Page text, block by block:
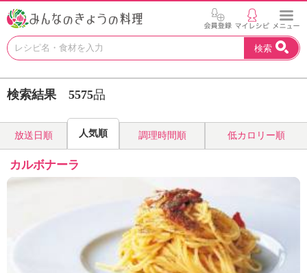
お
い
ピ
を
見
よ
う
。
N
H
K
検索
検索結果 5575品
放送日順 人気順 調理時間順 低カロリー順
カルボナーラ